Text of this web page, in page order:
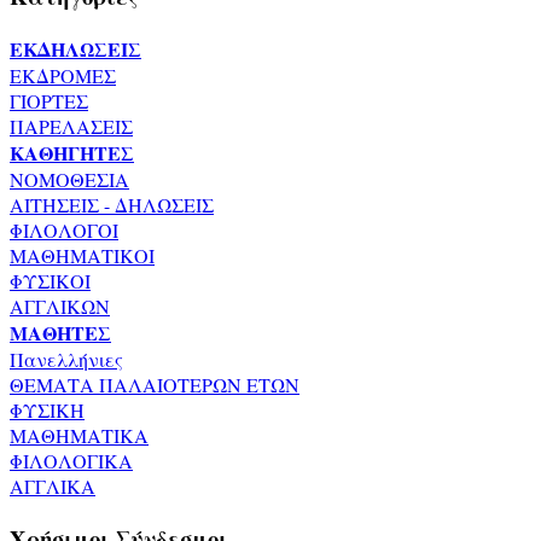
ΕΚΔΗΛΩΣΕΙΣ
ΕΚΔΡΟΜΕΣ
ΓΙΟΡΤΕΣ
ΠΑΡΕΛΑΣΕΙΣ
ΚΑΘΗΓΗΤΕΣ
ΝΟΜΟΘΕΣΙΑ
ΑΙΤΗΣΕΙΣ - ΔΗΛΩΣΕΙΣ
ΦΙΛΟΛΟΓΟΙ
ΜΑΘΗΜΑΤΙΚΟΙ
ΦΥΣΙΚΟΙ
ΑΓΓΛΙΚΩΝ
ΜΑΘΗΤΕΣ
Πανελλήνιες
ΘΕΜΑΤΑ ΠΑΛΑΙΟΤΕΡΩΝ ΕΤΩΝ
ΦΥΣΙΚΗ
ΜΑΘΗΜΑΤΙΚΑ
ΦΙΛΟΛΟΓΙΚΑ
ΑΓΓΛΙΚΑ